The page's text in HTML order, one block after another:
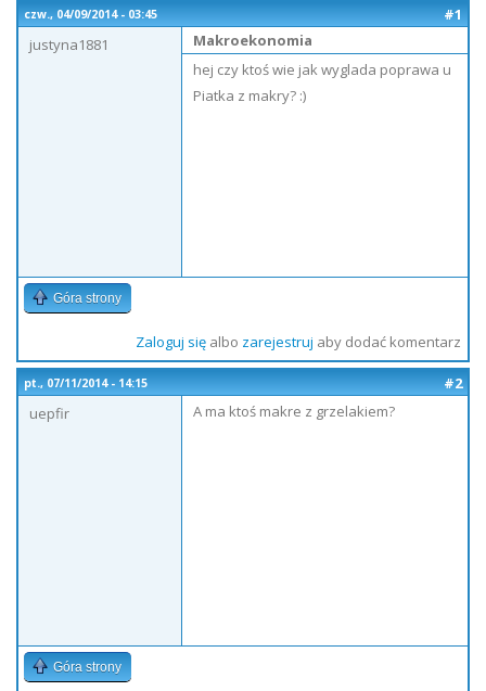
czw., 04/09/2014 - 03:45
#1
justyna1881
Makroekonomia
hej czy ktoś wie jak wyglada poprawa u
Piatka z makry? :)
Góra strony
Zaloguj sięalbo zarejestruj aby dodać komentarz
pt., 07/11/2014 - 14:15
#2
uepfir
A ma ktoś makre z grzelakiem?
Góra strony